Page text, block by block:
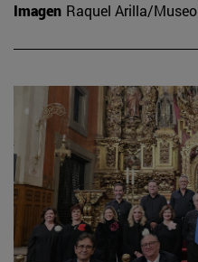
Imagen Raquel Arilla/